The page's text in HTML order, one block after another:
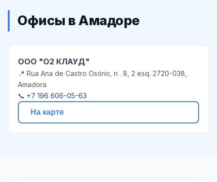
Офисы в Амадоре
ООО "О2 КЛАУД"
📍 Rua Ana de Castro Osório, n . 8, 2 esq. 2720-038,
Amadora
📞 +7 196 606-05-63
На карте